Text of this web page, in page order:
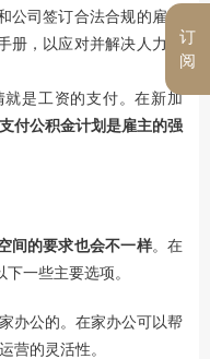
公司签订合法合规的雇佣
册，以应对并解决人力资
就是工资的支付。在新加
付公积金计划是雇主的强
间的要求也会不一样。在
一些主要选项。
办公的。在家办公可以帮
营的灵活性。
订
阅